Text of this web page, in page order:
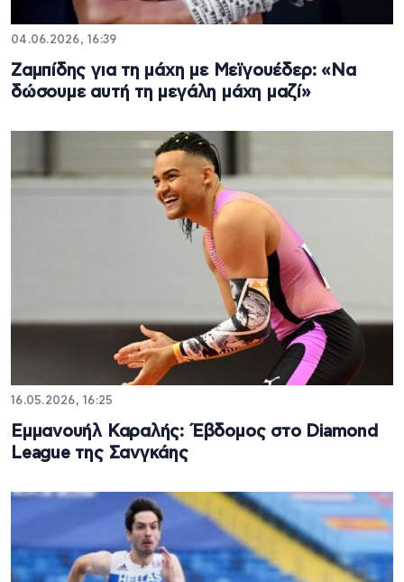
04.06.2026, 16:39
Ζαμπίδης για τη μάχη με Μεϊγουέδερ: «Να
δώσουμε αυτή τη μεγάλη μάχη μαζί»
16.05.2026, 16:25
Εμμανουήλ Καραλής: Έβδομος στο Diamond
League της Σανγκάης